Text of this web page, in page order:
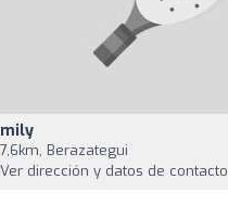
7,6km, Berazategui
Ver dirección y datos de contacto